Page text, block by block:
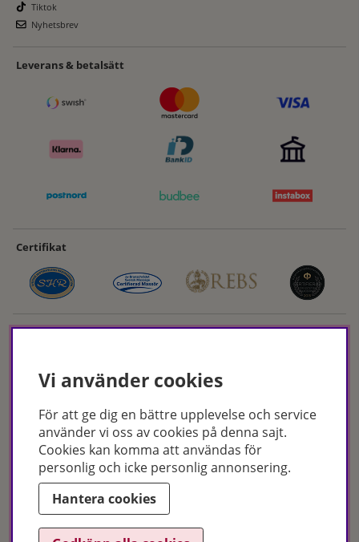
Tiktok
Nyhetsbrev
Leverans & betalsätt
Certifikat
Hudoteket erbjuder ett noga utvalt sortiment inom hudvård, hårvård och
makeup – både online och i butik. Med över 50 års erfarenhet och
utbildade hudterapeuter hjälper vi dig att hitta rätt produkter och
behandlingar för just dina behov. Handla enkelt på hudoteket.se eller
besök oss i Jönköping och Malmö.
Copyright © Hudoteket 2025
Vi använder cookies
För att ge dig en bättre upplevelse och service
använder vi oss av cookies på denna sajt.
Cookies kan komma att användas för
personlig och icke personlig annonsering.
Hantera cookies